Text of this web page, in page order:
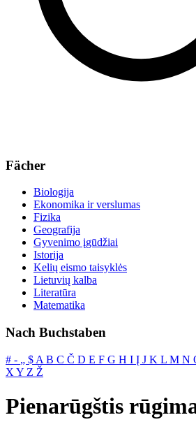
Fächer
Biologija
Ekonomika ir verslumas
Fizika
Geografija
Gyvenimo įgūdžiai
Istorija
Kelių eismo taisyklės
Lietuvių kalba
Literatūra
Matematika
Nach Buchstaben
# ‐ „ $ A B C Č D E F G H I Į J K L M N
X Y Z Ž
Pienarūgštis